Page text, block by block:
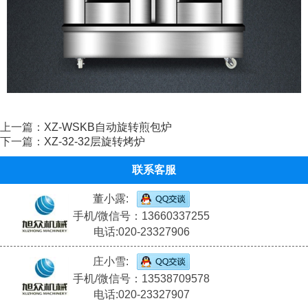
上一篇： XZ-WSKB自动旋转煎包炉
下一篇： XZ-32-32层旋转烤炉
联系客服
董小露:
手机/微信号：13660337255
电话:020-23327906
庄小雪:
手机/微信号：13538709578
电话:020-23327907